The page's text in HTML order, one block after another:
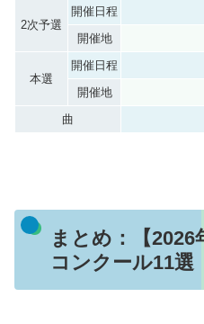
2次予選
開催日程
開催地
本選
開催日程
開催地
曲
まとめ：【2026
コンクール11選